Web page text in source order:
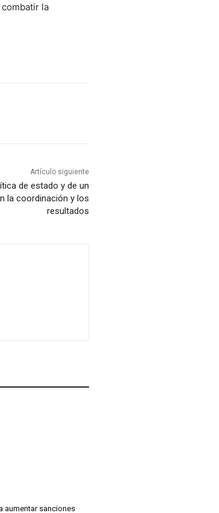
la
Artículo siguiente
de estado y de un
la coordinación y los
resultados
aumentar sanciones